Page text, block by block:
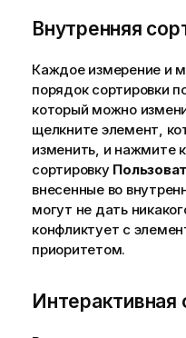
Внутренняя
Каждое измерение и
порядок сортировки
который можно
щелкните элемент,
изменить, и нажмите
сортировку
внесенные во
могут не дать
конфликтует с
приоритетом.
Интерактивная